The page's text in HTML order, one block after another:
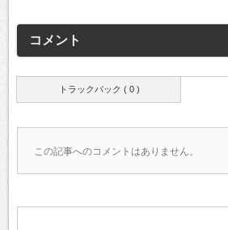
コメント
トラックバック ( 0 )
この記事へのコメントはありません。